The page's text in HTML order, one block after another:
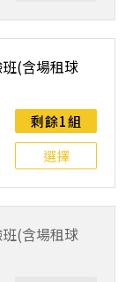
運動樂趣！ 如
行，POA將視
如因天候因素
，請參閱【報名
述規則。
(含場租球
剩餘1組
選擇
運動樂趣！ 如
行，POA將視
如因天候因素
(含場租球